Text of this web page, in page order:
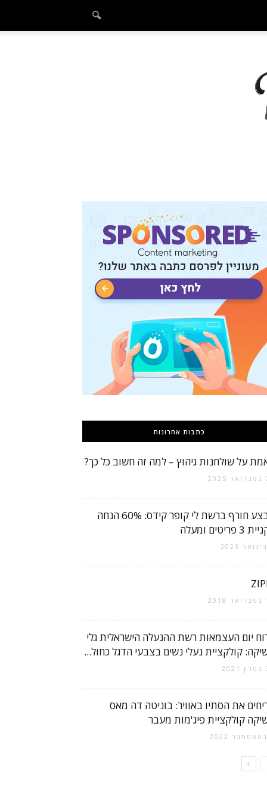
כתבות אחרונות
על שולחנות גיהוץ – למה זה חשוב כל כך?
מבצע חורף ברשת לי קופר קידס: 60% הנחה
פריטים ומעלה
יום העצמאות רשת ההנעלה הישראלית גלי
קולקציית נעלי נשים בצבעי הדגל כחול...
את הסתיו באוויר: בוניטה דה מאס
קולקציית פיג'מות מעבר